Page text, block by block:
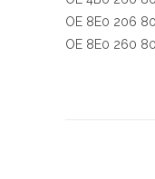
OE 8E0 206
OE 8E0 260